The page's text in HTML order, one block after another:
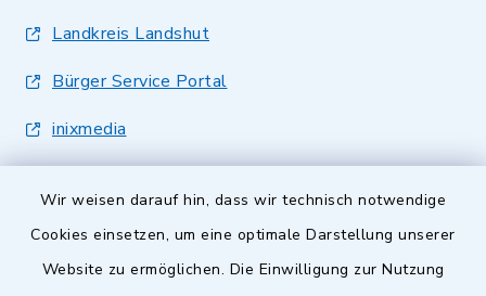
Wir weisen darauf hin, dass wir technisch notwendige
Cookies einsetzen, um eine optimale Darstellung unserer
Website zu ermöglichen. Die Einwilligung zur Nutzung
Landkreis Landshut
Bürger Service Portal
inixmedia